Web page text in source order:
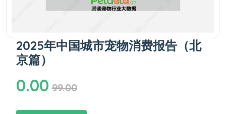
2025年中国城市宠物消费报告（北
京篇）
0.00 99.00